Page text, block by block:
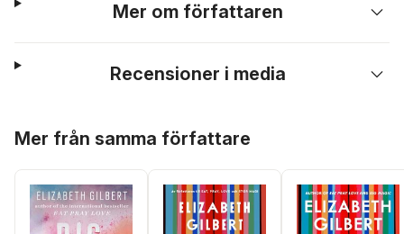
Mer om författaren
Recensioner i media
Mer från samma författare